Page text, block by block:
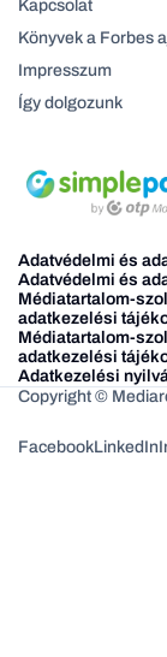
Kapcsolat
Könyvek a Forbes
Impresszum
Így dolgozunk
Adatvédelmi és
Adatvédelmi és
Médiatartalom-
adatkezelési
Médiatartalom-
adatkezelési
Adatkezelési
Copyright ©
FacebookLinkedIn